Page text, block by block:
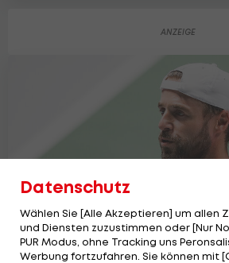
Datenschutz
Wählen Sie [Alle Akzeptieren] um allen
und Diensten zuzustimmen oder [Nur
PUR Modus, ohne Tracking uns
Werbung fortzufahren. Sie können mit